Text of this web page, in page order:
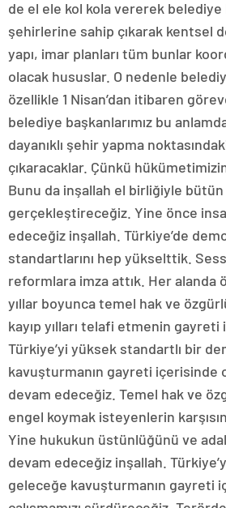
de el ele kol kola vererek belediye
şehirlerine sahip çıkarak kentsel
yapı, imar planları tüm bunlar
olacak hususlar. O nedenle
özellikle 1 Nisan’dan itibaren
belediye başkanlarımız bu
dayanıklı şehir yapma
çıkaracaklar. Çünkü
Bunu da inşallah el birliğiyle
gerçekleştireceğiz. Yine önce
edeceğiz inşallah. Türkiye’de
standartlarını hep yükselttik.
reformlara imza attık. Her alanda
yıllar boyunca temel hak ve
kayıp yılları telafi etmenin gayreti
Türkiye’yi yüksek standartlı bir
kavuşturmanın gayreti içerisinde
devam edeceğiz. Temel hak ve
engel koymak isteyenlerin
Yine hukukun üstünlüğünü ve
devam edeceğiz inşallah.
geleceğe kavuşturmanın gayreti